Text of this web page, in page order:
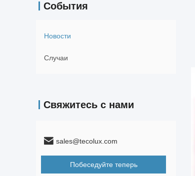
События
Новости
Случаи
Свяжитесь с нами
sales@tecolux.com
Побеседуйте теперь